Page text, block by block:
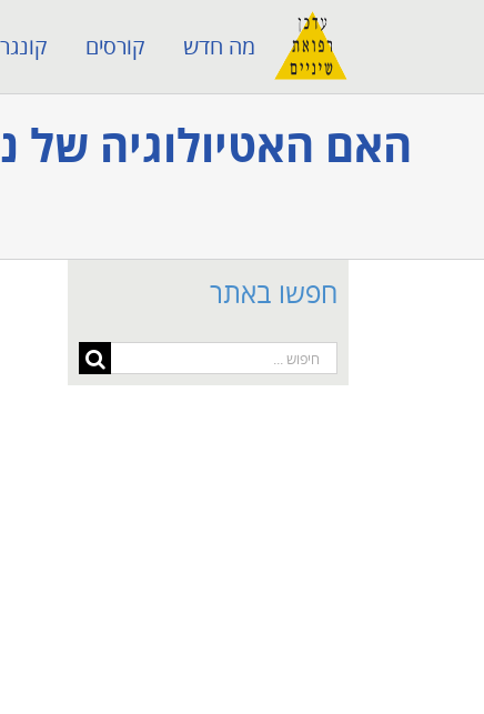
מה חדש קורסים
האם האטיולוגיה של
חפשו באתר
חיפוש...